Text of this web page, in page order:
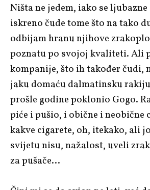
Ništa ne jedem, iako se
iskreno čude tome što na tako
odbijam hranu njihove
poznatu po svojoj kvaliteti. Ali
kompanije, što ih također čudi,
jaku domaću dalmatinsku
prošle godine poklonio Gogo.
piće i pušio, i obične i neobične
kakve cigarete, oh, itekako, ali
svijetu nisu, nažalost, uveli
za pušače…